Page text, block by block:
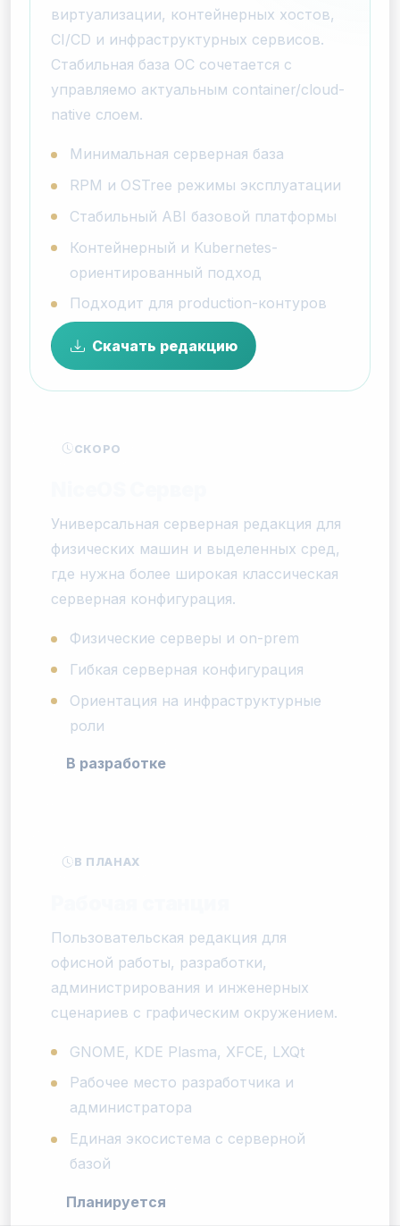
виртуализации, контейнерных хостов,
CI/CD и инфраструктурных сервисов.
Стабильная база ОС сочетается с
управляемо актуальным container/cloud-
native слоем.
Минимальная серверная база
RPM и OSTree режимы эксплуатации
Стабильный ABI базовой платформы
Контейнерный и Kubernetes-
ориентированный подход
Подходит для production-контуров
Скачать редакцию
СКОРО
Универсальная серверная редакция для
физических машин и выделенных сред,
где нужна более широкая классическая
серверная конфигурация.
Физические серверы и on-prem
Гибкая серверная конфигурация
Ориентация на инфраструктурные
роли
В разработке
В ПЛАНАХ
Пользовательская редакция для
офисной работы, разработки,
администрирования и инженерных
сценариев с графическим окружением.
GNOME, KDE Plasma, XFCE, LXQt
Рабочее место разработчика и
администратора
Единая экосистема с серверной
базой
Планируется